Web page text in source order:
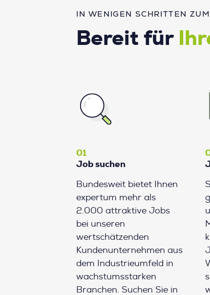
IN WENIGEN SCHRITTEN
Bereit für
01
Job suchen
Bundesweit bietet Ihnen
expertum mehr als
2.000 attraktive Jobs
bei unseren
wertschätzenden
Kundenunternehmen aus
dem Industrieumfeld in
wachstumsstarken
Branchen. Suchen Sie in